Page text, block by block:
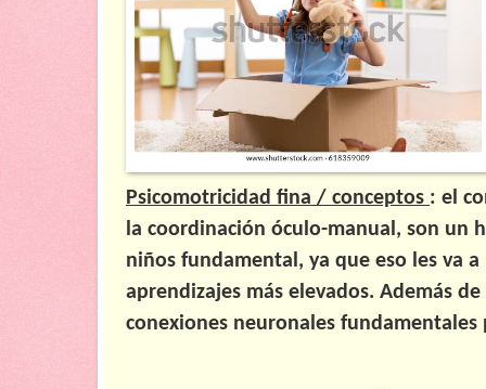
Psicomotricidad fina / conceptos : el
la coordinación óculo-manual, son un
niños fundamental, ya que eso les va
aprendizajes más elevados. Además
conexiones neuronales